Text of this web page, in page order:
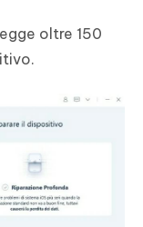
oltre 150